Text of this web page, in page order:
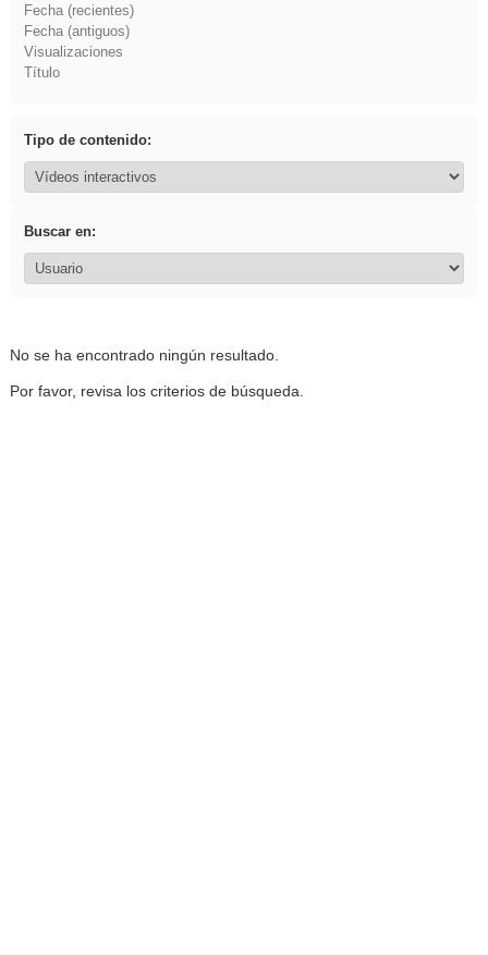
Fecha (recientes)
Fecha (antiguos)
Visualizaciones
Título
Tipo de contenido:
Buscar en:
No se ha encontrado ningún resultado.
Por favor, revisa los criterios de búsqueda.